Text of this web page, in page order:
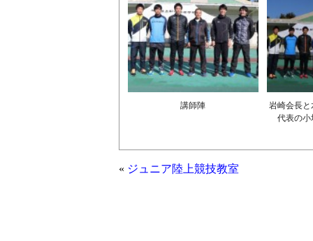
講師陣
岩崎会長
代表の小
« ジュニア陸上競技教室